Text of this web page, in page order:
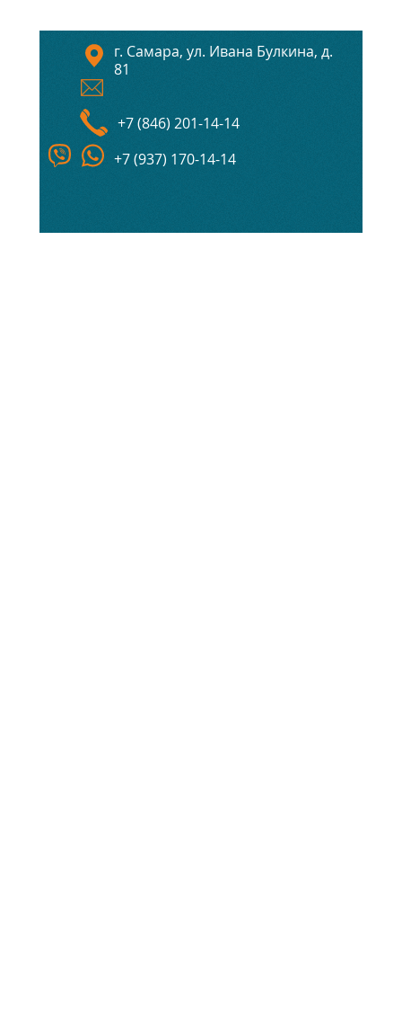
г. Самара, ул. Ивана Булкина, д.
81
+7 (846) 201-14-14
+7 (937) 170-14-14